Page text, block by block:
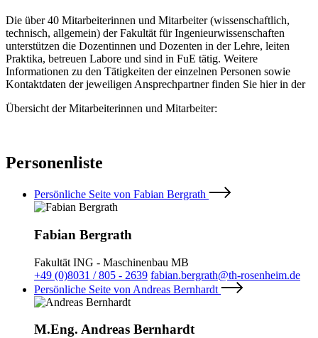
Die über 40 Mitarbeiterinnen und Mitarbeiter (wissenschaftlich,
technisch, allgemein) der Fakultät für Ingenieurwissenschaften
unterstützen die Dozentinnen und Dozenten in der Lehre, leiten
Praktika, betreuen Labore und sind in FuE tätig. Weitere
Informationen zu den Tätigkeiten der einzelnen Personen sowie
Kontaktdaten der jeweiligen Ansprechpartner finden Sie hier in der
Übersicht der Mitarbeiterinnen und Mitarbeiter:
Personenliste
Persönliche Seite von Fabian Bergrath
Fabian Bergrath
Fakultät ING - Maschinenbau MB
+49 (0)8031 / 805 - 2639 fabian.bergrath@th-rosenheim.de
Persönliche Seite von Andreas Bernhardt
M.Eng. Andreas Bernhardt